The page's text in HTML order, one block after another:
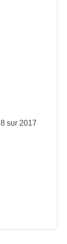
8 sur 2017